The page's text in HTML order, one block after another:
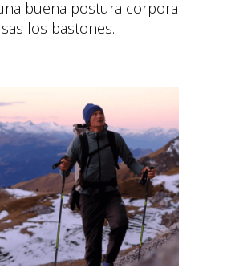
buena postura corporal
los bastones.